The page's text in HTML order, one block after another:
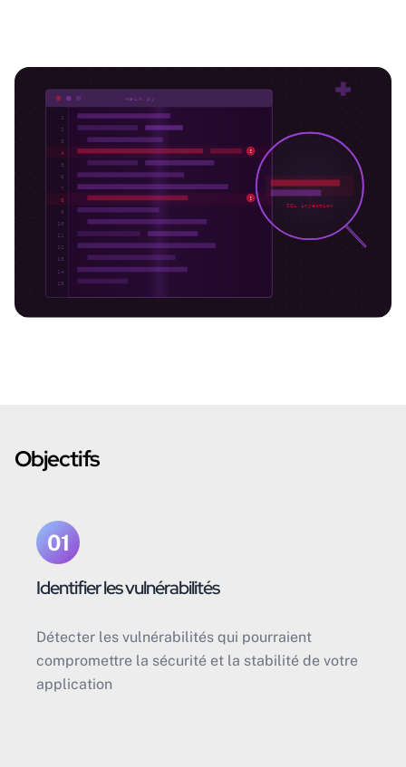
Objectifs
01
Identifier les vulnérabilités
Détecter les vulnérabilités qui pourraient
compromettre la sécurité et la stabilité de votre
application